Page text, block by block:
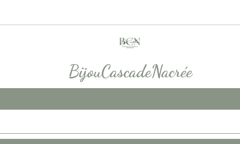
BijouCascadeNacrée